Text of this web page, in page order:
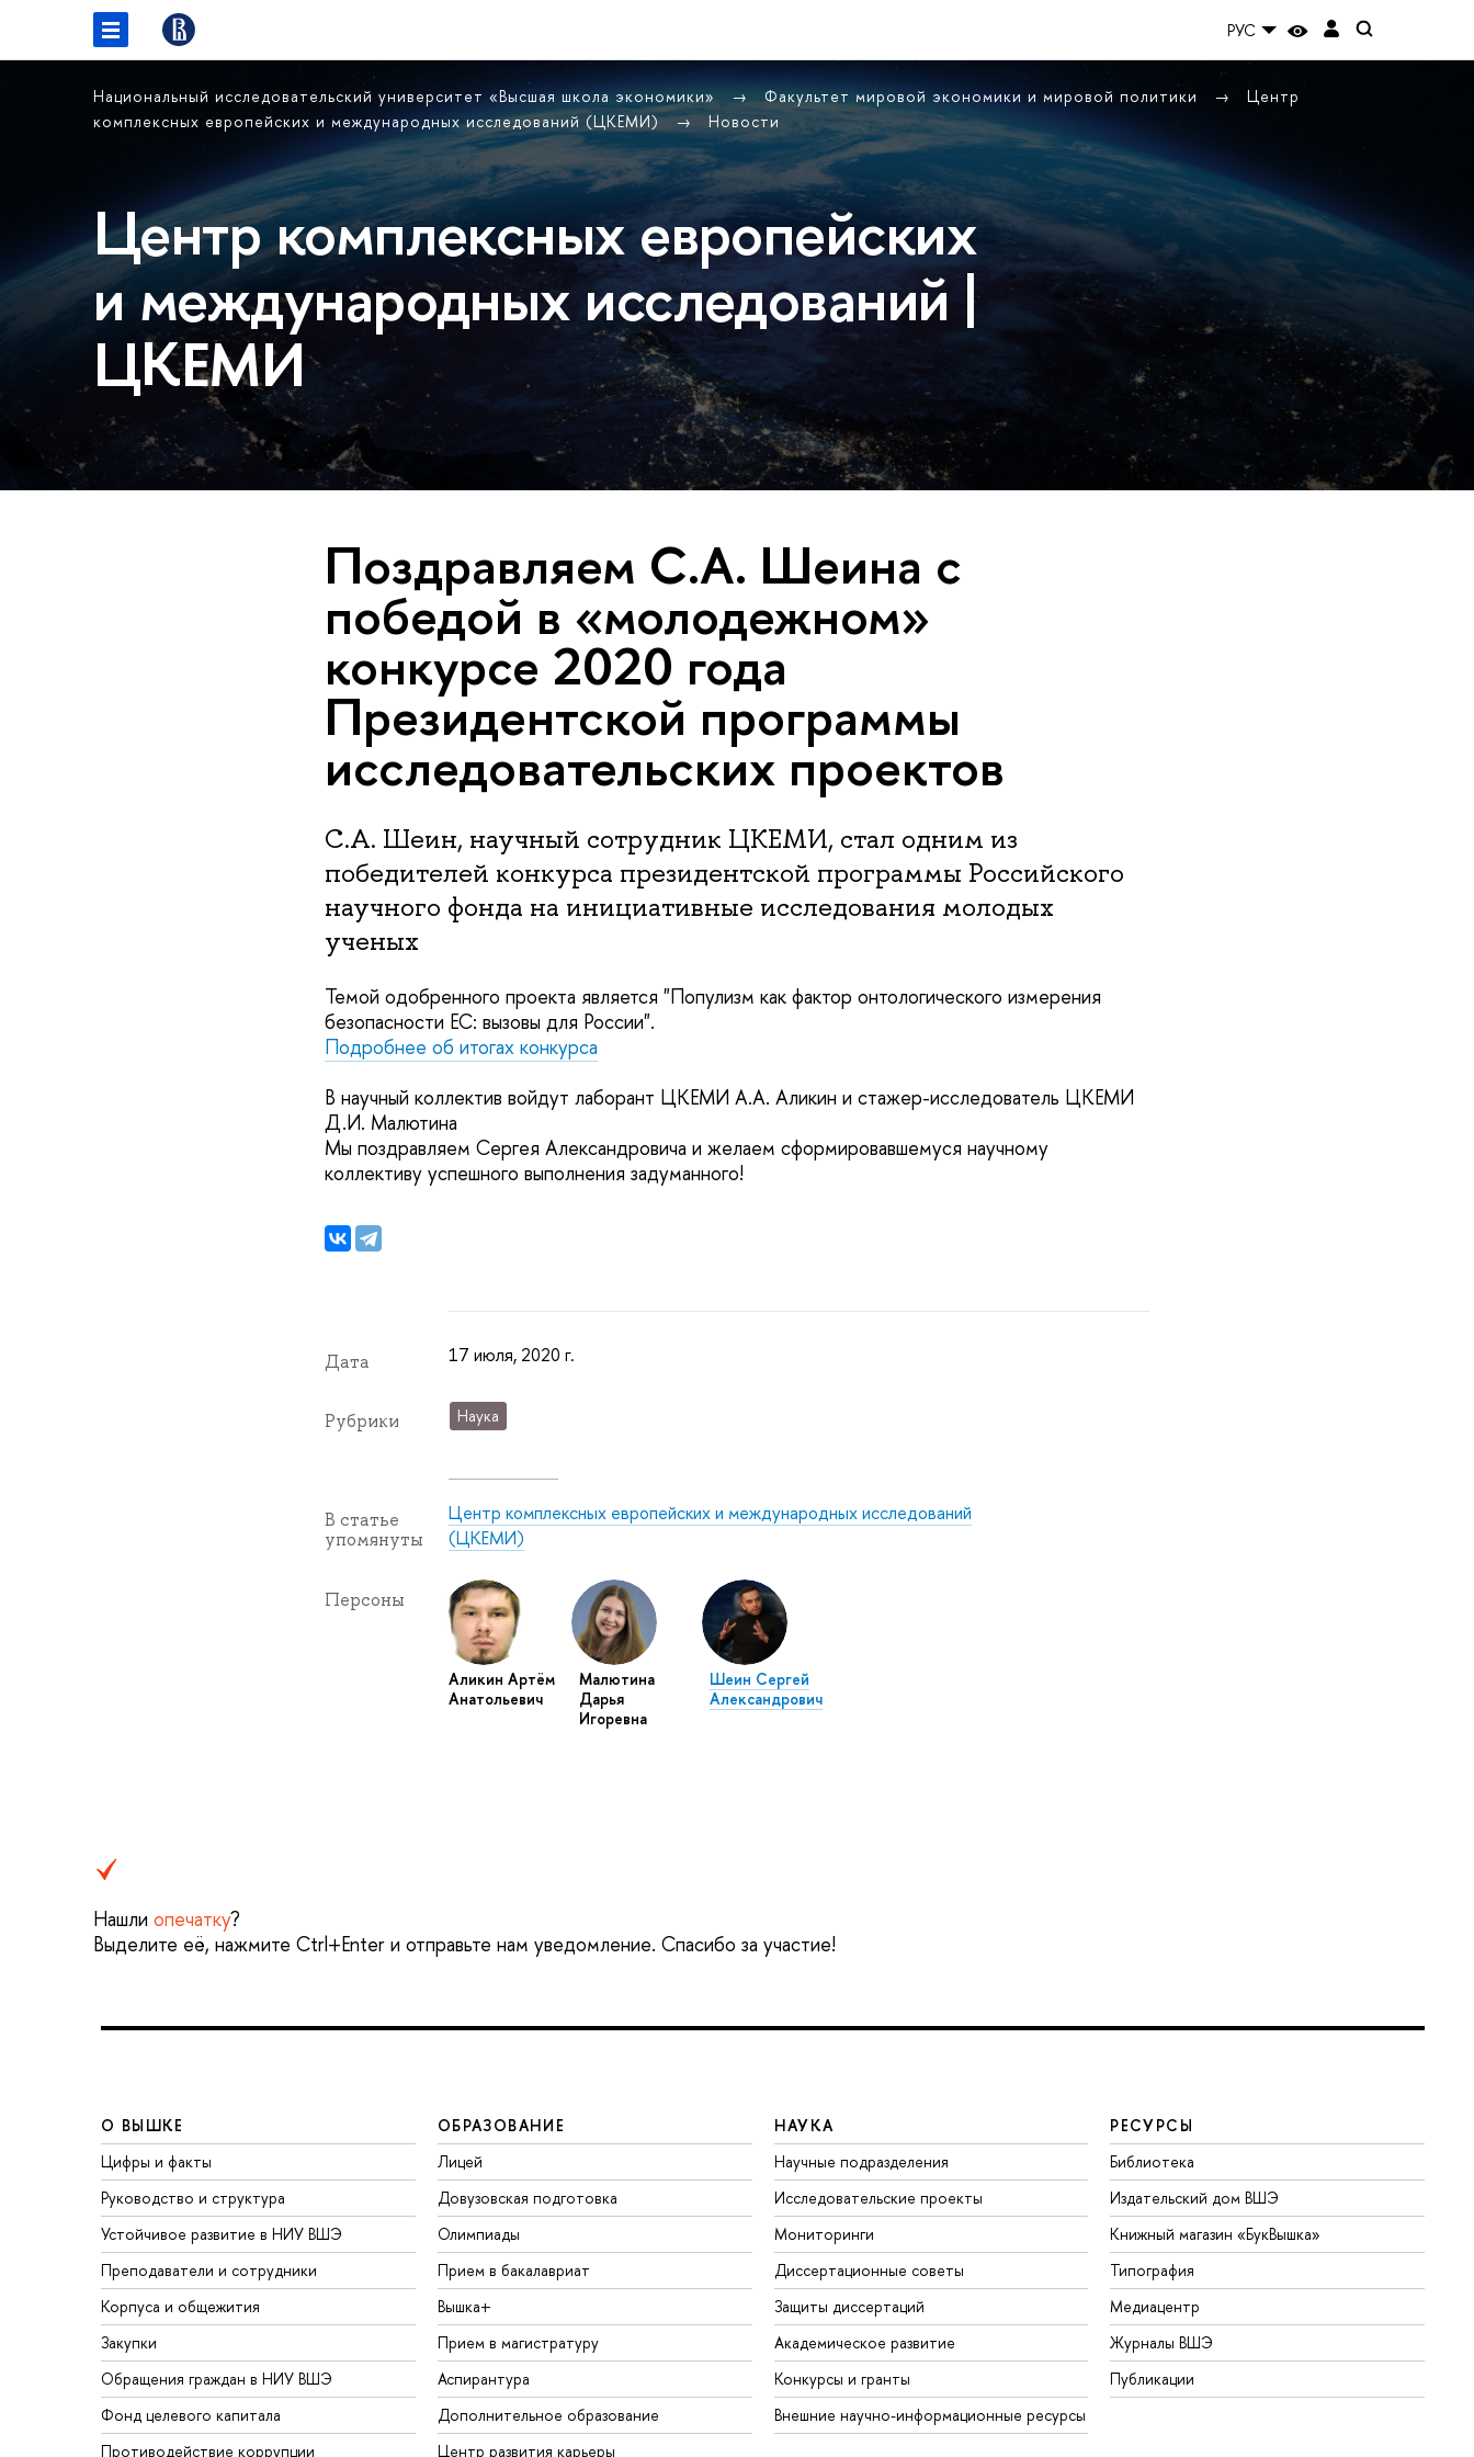
РУС
Национальный исследовательский университет «Высшая школа экономики» Факультет мировой экономики и мировой политики
Центр
комплексных европейских и международных исследований (ЦКЕМИ)
Новости
Центр комплексных европейских
и международных исследований |
ЦКЕМИ
Поздравляем С.А. Шеина с
победой в «молодежном»
конкурсе 2020 года
Президентской программы
исследовательских проектов
С.А. Шеин, научный сотрудник ЦКЕМИ, стал одним из
победителей конкурса президентской программы Российского
научного фонда на инициативные исследования молодых
ученых
Темой одобренного проекта является "Популизм как фактор онтологического измерения
безопасности ЕС: вызовы для России".
Подробнее об итогах конкурса
В научный коллектив войдут лаборант ЦКЕМИ А.А. Аликин и стажер-исследователь ЦКЕМИ
Д.И. Малютина
Мы поздравляем Сергея Александровича и желаем сформировавшемуся научному
коллективу успешного выполнения задуманного!
Дата 17 июля, 2020 г.
Рубрики Наука
В статье
упомянуты
Центр комплексных европейских и международных исследований
(ЦКЕМИ)
Персоны
Аликин Артём
Анатольевич
Малютина
Дарья
Игоревна
Шеин Сергей
Александрович
Нашли опечатку?
Выделите её, нажмите Ctrl+Enter и отправьте нам уведомление. Спасибо за участие!
О ВЫШКЕ
Цифры и факты
Руководство и структура
Устойчивое развитие в НИУ ВШЭ
Преподаватели и сотрудники
Корпуса и общежития
Закупки
Обращения граждан в НИУ ВШЭ
Фонд целевого капитала
Противодействие коррупции
ОБРАЗОВАНИЕ
Лицей
Довузовская подготовка
Олимпиады
Прием в бакалавриат
Вышка+
Прием в магистратуру
Аспирантура
Дополнительное образование
Центр развития карьеры
НАУКА
Научные подразделения
Исследовательские проекты
Мониторинги
Диссертационные советы
Защиты диссертаций
Академическое развитие
Конкурсы и гранты
Внешние научно-информационные ресурсы
РЕСУРСЫ
Библиотека
Издательский дом ВШЭ
Книжный магазин «БукВышка»
Типография
Медиацентр
Журналы ВШЭ
Публикации